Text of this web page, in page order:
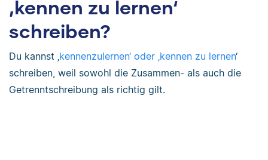
‚kennen zu lernen‘
schreiben?
Du kannst ‚kennenzulernen‘ oder ‚kennen zu lernen‘
schreiben, weil sowohl die Zusammen- als auch die
Getrenntschreibung als richtig gilt.